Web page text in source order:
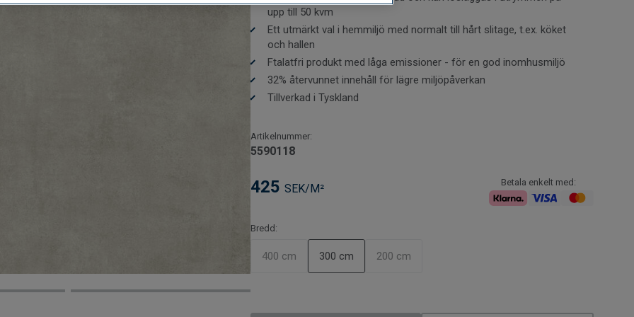
Vad är viktigt att tänka på vid köp av vinylmatta? Klicka här för praktisk
information.
upp till 50 kvm
Ett utmärkt val i hemmiljö med normalt till hårt slitage, t.ex. köket
och hallen
Ftalatfri produkt med låga emissioner - för en god inomhusmiljö
32% återvunnet innehåll för lägre miljöpåverkan
Tillverkad i Tyskland
Artikelnummer:
5590118
425 SEK/M² Betala enkelt med:
Bredd:
400 cm 300 cm 200 cm